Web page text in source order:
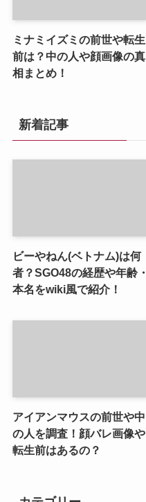
ミナミイズミの前世や転生
前は？中の人や顔画像の真
相まとめ！
新着記事
ビーやねん(ベトナム)は何
者？SGO48の経歴や年齢・
本名をwiki風で紹介！
アイアンマウスの前世や中
の人を調査！顔バレ画像や
転生前はあるの？